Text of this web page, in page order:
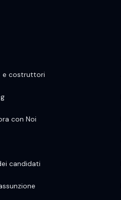
e costruttori
con Noi
candidati